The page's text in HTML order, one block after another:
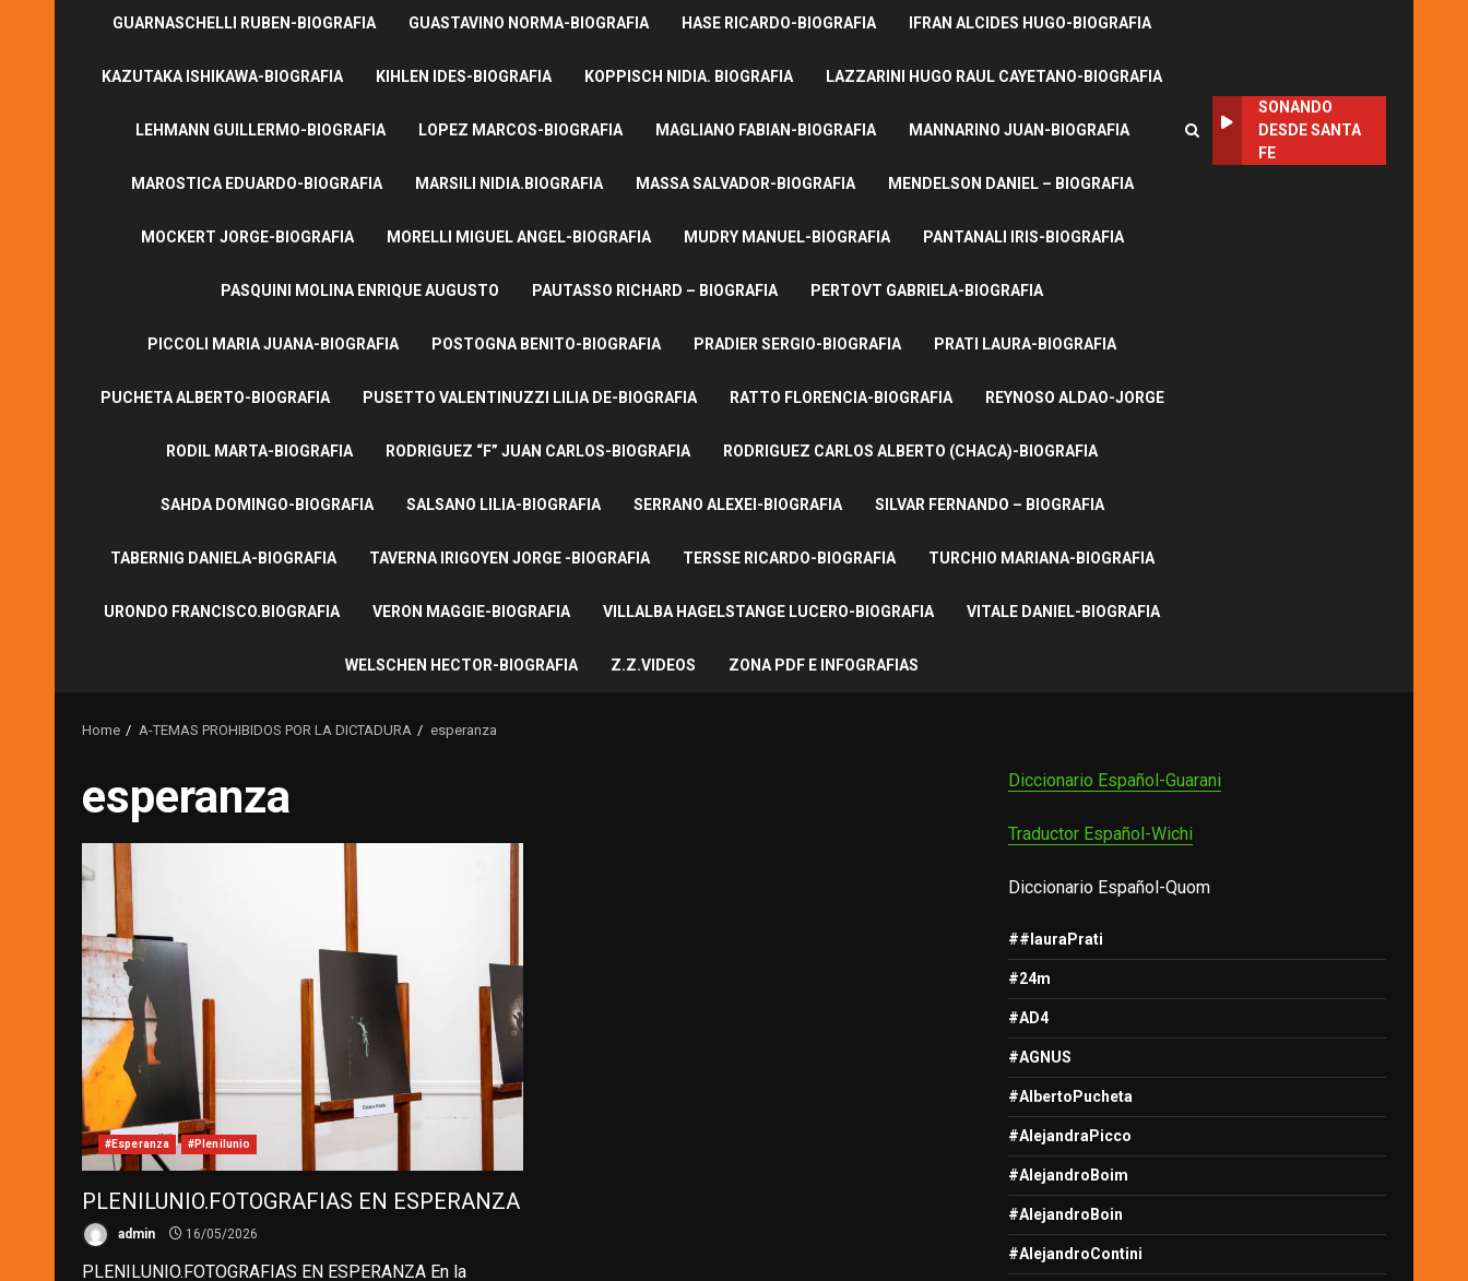
GUARNASCHELLI RUBEN-BIOGRAFIA GUASTAVINO NORMA-BIOGRAFIA HASE RICARDO-BIOGRAFIA IFRAN ALCIDES HUGO-BIOGRAFIA
KAZUTAKA ISHIKAWA-BIOGRAFIA KIHLEN IDES-BIOGRAFIA KOPPISCH NIDIA. BIOGRAFIA LAZZARINI HUGO RAUL CAYETANO-BIOGRAFIA
LEHMANN GUILLERMO-BIOGRAFIA LOPEZ MARCOS-BIOGRAFIA MAGLIANO FABIAN-BIOGRAFIA MANNARINO JUAN-BIOGRAFIA
MAROSTICA EDUARDO-BIOGRAFIA MARSILI NIDIA.BIOGRAFIA MASSA SALVADOR-BIOGRAFIA MENDELSON DANIEL – BIOGRAFIA
MOCKERT JORGE-BIOGRAFIA MORELLI MIGUEL ANGEL-BIOGRAFIA MUDRY MANUEL-BIOGRAFIA PANTANALI IRIS-BIOGRAFIA
PASQUINI MOLINA ENRIQUE AUGUSTO PAUTASSO RICHARD – BIOGRAFIA PERTOVT GABRIELA-BIOGRAFIA
PICCOLI MARIA JUANA-BIOGRAFIA POSTOGNA BENITO-BIOGRAFIA PRADIER SERGIO-BIOGRAFIA PRATI LAURA-BIOGRAFIA
PUCHETA ALBERTO-BIOGRAFIA PUSETTO VALENTINUZZI LILIA DE-BIOGRAFIA RATTO FLORENCIA-BIOGRAFIA REYNOSO ALDAO-JORGE
RODIL MARTA-BIOGRAFIA RODRIGUEZ “F” JUAN CARLOS-BIOGRAFIA RODRIGUEZ CARLOS ALBERTO (CHACA)-BIOGRAFIA
SAHDA DOMINGO-BIOGRAFIA SALSANO LILIA-BIOGRAFIA SERRANO ALEXEI-BIOGRAFIA SILVAR FERNANDO – BIOGRAFIA
TABERNIG DANIELA-BIOGRAFIA TAVERNA IRIGOYEN JORGE -BIOGRAFIA TERSSE RICARDO-BIOGRAFIA TURCHIO MARIANA-BIOGRAFIA
URONDO FRANCISCO.BIOGRAFIA VERON MAGGIE-BIOGRAFIA VILLALBA HAGELSTANGE LUCERO-BIOGRAFIA VITALE DANIEL-BIOGRAFIA
WELSCHEN HECTOR-BIOGRAFIA Z.Z.VIDEOS ZONA PDF E INFOGRAFIAS
SONANDO
DESDE SANTA
FE
Home A-TEMAS PROHIBIDOS POR LA DICTADURA esperanza
esperanza
#Esperanza #Plenilunio
PLENILUNIO.FOTOGRAFIAS EN ESPERANZA
admin 16/05/2026
​PLENILUNIO.FOTOGRAFIAS EN ESPERANZA En la
Diccionario Español-Guarani
Traductor Español-Wichi
Diccionario Español-Quom
##lauraPrati
#24m
#AD4
#AGNUS
#AlbertoPucheta
#AlejandraPicco
#AlejandroBoim
#AlejandroBoin
#AlejandroContini